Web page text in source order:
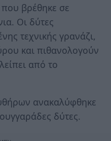
βρέθηκε σε
Οι δύτες
τεχνικής γρανάζι,
και πιθανολογούν
από το
ανακαλύφθηκε
δύτες.